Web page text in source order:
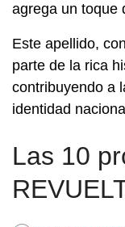
agrega un toque
Este apellido,
parte de la rica
contribuyendo a
identidad
Las 10